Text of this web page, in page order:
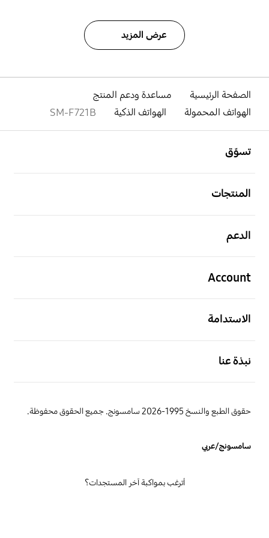
عرض المزيد
الصفحة الرئيسية
مساعدة ودعم المنتج
الهواتف المحمولة
الهواتف الذكية SM-F721B
تسوّق
المنتجات
الدعم
Account
الاستدامة
نبذة عنا
حقوق الطبع والنسخ 1995-2026 سامسونج. جميع الحقوق محفوظة.
سامسونج/عربي
أترغب بمواكبة آخر المستجدات؟